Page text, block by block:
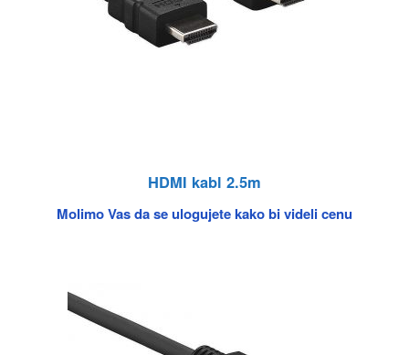
HDMI kabl 2.5m
Molimo Vas da se ulogujete kako bi videli cenu